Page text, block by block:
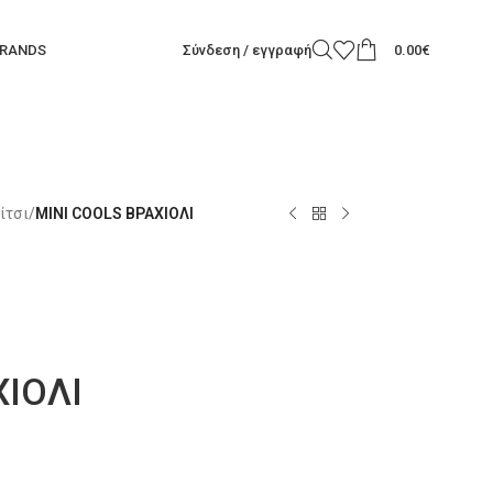
Σύνδεση / εγγραφή 0.00€
/MINI COOLS ΒΡΑΧΙΟΛΙ